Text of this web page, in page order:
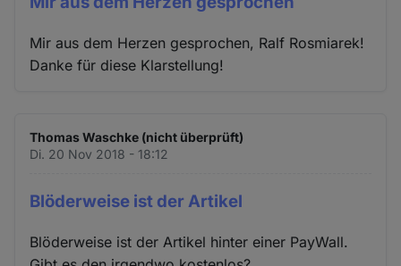
Mir aus dem Herzen gesprochen, Ralf Rosmiarek!
Danke für diese Klarstellung!
Thomas Waschke (nicht überprüft)
Di. 20 Nov 2018 - 18:12
Blöderweise ist der Artikel
Blöderweise ist der Artikel hinter einer PayWall.